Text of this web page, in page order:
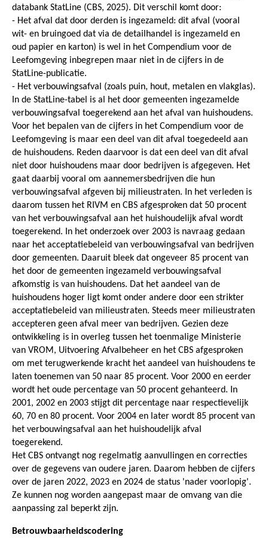
databank StatLine (CBS, 2025). Dit verschil komt door:
- Het afval dat door derden is ingezameld: dit afval (vooral
wit- en bruingoed dat via de detailhandel is ingezameld en
oud papier en karton) is wel in het Compendium voor de
Leefomgeving inbegrepen maar niet in de cijfers in de
StatLine-publicatie.
- Het verbouwingsafval (zoals puin, hout, metalen en vlakglas).
In de StatLine-tabel is al het door gemeenten ingezamelde
verbouwingsafval toegerekend aan het afval van huishoudens.
Voor het bepalen van de cijfers in het Compendium voor de
Leefomgeving is maar een deel van dit afval toegedeeld aan
de huishoudens. Reden daarvoor is dat een deel van dit afval
niet door huishoudens maar door bedrijven is afgegeven. Het
gaat daarbij vooral om aannemersbedrijven die hun
verbouwingsafval afgeven bij milieustraten. In het verleden is
daarom tussen het RIVM en CBS afgesproken dat 50 procent
van het verbouwingsafval aan het huishoudelijk afval wordt
toegerekend. In het onderzoek over 2003 is navraag gedaan
naar het acceptatiebeleid van verbouwingsafval van bedrijven
door gemeenten. Daaruit bleek dat ongeveer 85 procent van
het door de gemeenten ingezameld verbouwingsafval
afkomstig is van huishoudens. Dat het aandeel van de
huishoudens hoger ligt komt onder andere door een strikter
acceptatiebeleid van milieustraten. Steeds meer milieustraten
accepteren geen afval meer van bedrijven. Gezien deze
ontwikkeling is in overleg tussen het toenmalige Ministerie
van VROM, Uitvoering Afvalbeheer en het CBS afgesproken
om met terugwerkende kracht het aandeel van huishoudens te
laten toenemen van 50 naar 85 procent. Voor 2000 en eerder
wordt het oude percentage van 50 procent gehanteerd. In
2001, 2002 en 2003 stijgt dit percentage naar respectievelijk
60, 70 en 80 procent. Voor 2004 en later wordt 85 procent van
het verbouwingsafval aan het huishoudelijk afval
toegerekend.
Het CBS ontvangt nog regelmatig aanvullingen en correcties
over de gegevens van oudere jaren. Daarom hebben de cijfers
over de jaren 2022, 2023 en 2024 de status 'nader voorlopig'.
Ze kunnen nog worden aangepast maar de omvang van die
aanpassing zal beperkt zijn.
Betrouwbaarheidscodering